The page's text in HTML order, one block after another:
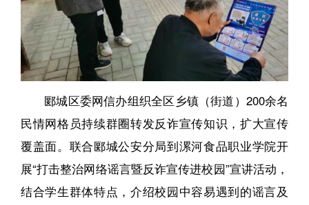
郾城区委网信办组织全区乡镇（街道）200余名
民情网格员持续群圈转发反诈宣传知识，扩大宣传
覆盖面。联合郾城公安分局到漯河食品职业学院开
展“打击整治网络谣言暨反诈宣传进校园”宣讲活动，
结合学生群体特点，介绍校园中容易遇到的谣言及